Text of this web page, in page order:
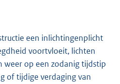
een inlichtingenplicht
voortvloeit, lichten
weer op een zodanig tijdstip
of tijdige verdaging van